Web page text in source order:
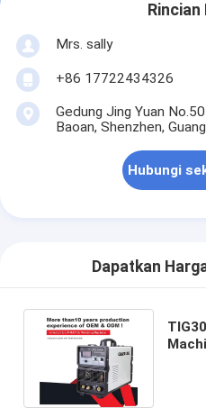
Mrs. sally
+86 17722434326
Gedung Jing Yuan
Baoan, Shenzhen,
Hubungi
Dapatkan